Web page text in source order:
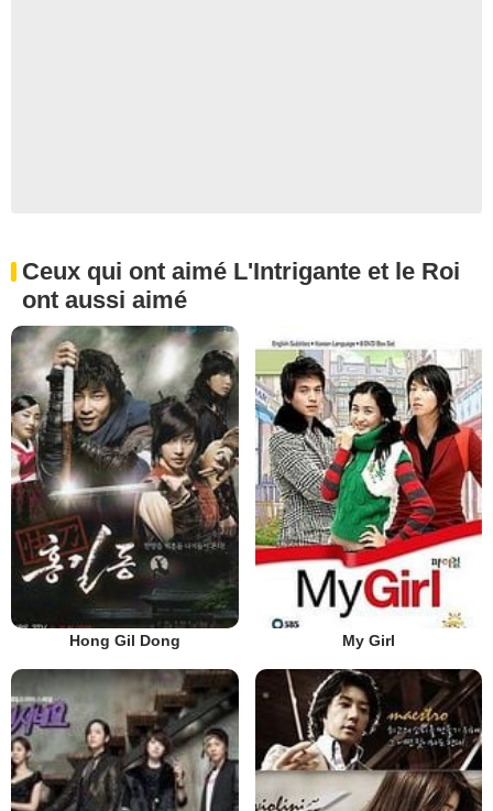
Ceux qui ont aimé L'Intrigante et le Roi
ont aussi aimé
Hong Gil Dong My Girl